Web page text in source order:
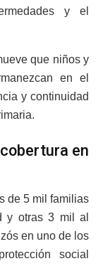
y el
que niños y
en el
y continuidad
en
de 5 mil familias
y otras 3 mil al
en uno de los
social